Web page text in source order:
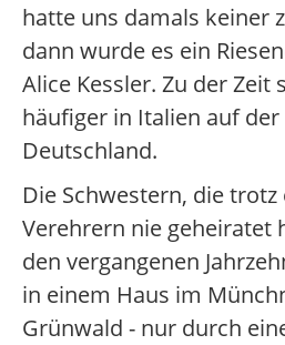
hatte uns damals keiner
dann wurde es ein
Alice Kessler. Zu der Zeit
häufiger in Italien auf der
Deutschland.
Die Schwestern, die trotz
Verehrern nie geheiratet
den vergangenen
in einem Haus im
Grünwald - nur durch